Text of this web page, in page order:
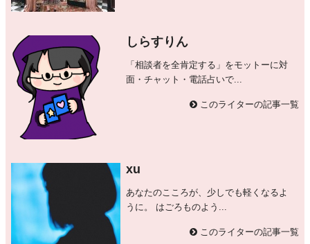
しらすりん
「相談者を全肯定する」をモットーに対
面・チャット・電話占いで...
このライターの記事一覧
xu
あなたのこころが、少しでも軽くなるよ
うに。 はごろものよう...
このライターの記事一覧